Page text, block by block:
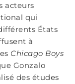
acteurs
qui
États
à
Chicago Boys
Gonzalo
des études